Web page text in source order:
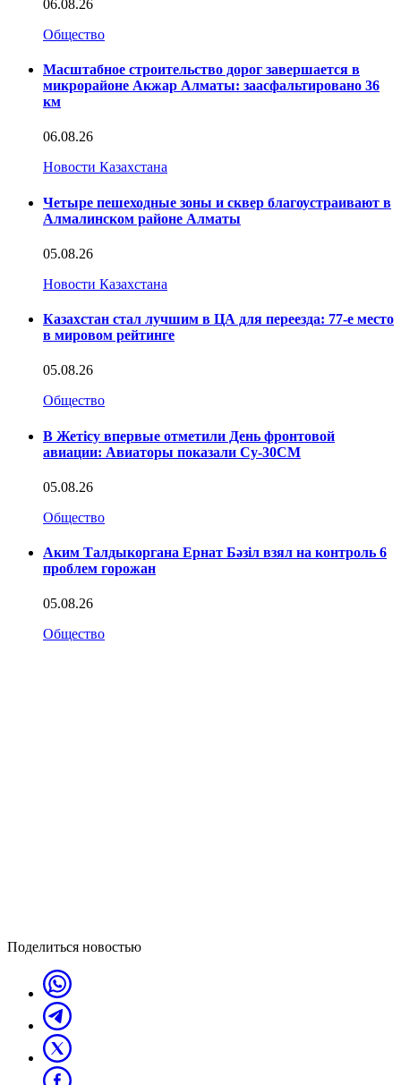
06.08.26
Общество
Масштабное строительство дорог завершается в
микрорайоне Акжар Алматы: заасфальтировано 36
км
06.08.26
Новости Казахстана
Четыре пешеходные зоны и сквер благоустраивают в
Алмалинском районе Алматы
05.08.26
Новости Казахстана
Казахстан стал лучшим в ЦА для переезда: 77-е место
в мировом рейтинге
05.08.26
Общество
В Жетісу впервые отметили День фронтовой
авиации: Авиаторы показали Су-30СМ
05.08.26
Общество
Аким Талдыкоргана Ернат Бәзіл взял на контроль 6
проблем горожан
05.08.26
Общество
Поделиться новостью